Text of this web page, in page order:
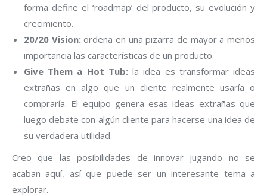
forma define el ‘roadmap’ del producto, su evolución y
crecimiento.
20/20 Vision: ordena en una pizarra de mayor a menos
importancia las características de un producto.
Give Them a Hot Tub: la idea es transformar ideas
extrañas en algo que un cliente realmente usaría o
compraría. El equipo genera esas ideas extrañas que
luego debate con algún cliente para hacerse una idea de
su verdadera utilidad.
Creo que las posibilidades de innovar jugando no se
acaban aquí, así que puede ser un interesante tema a
explorar.